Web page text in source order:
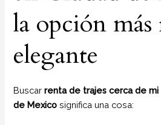
la opción
elegante
Buscarrenta de trajes cerca de mi
de Mexicosignifica una cosa: